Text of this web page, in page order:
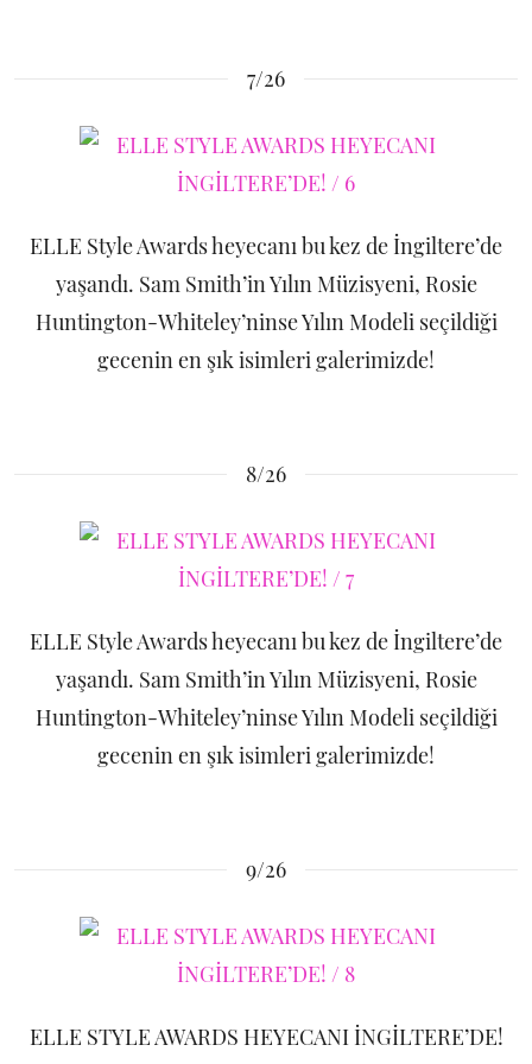
7/26
ELLE Style Awards heyecanı bu kez de İngiltere’de
yaşandı. Sam Smith’in Yılın Müzisyeni, Rosie
Huntington-Whiteley’ninse Yılın Modeli seçildiği
gecenin en şık isimleri galerimizde!
8/26
ELLE Style Awards heyecanı bu kez de İngiltere’de
yaşandı. Sam Smith’in Yılın Müzisyeni, Rosie
Huntington-Whiteley’ninse Yılın Modeli seçildiği
gecenin en şık isimleri galerimizde!
9/26
ELLE STYLE AWARDS HEYECANI İNGİLTERE’DE!